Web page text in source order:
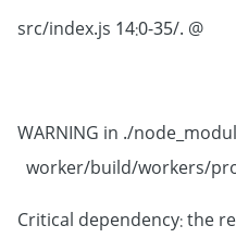
@ ./src/index.js 14:0-35
WARNING in ./
worker/build/workers/
Critical dependency: the